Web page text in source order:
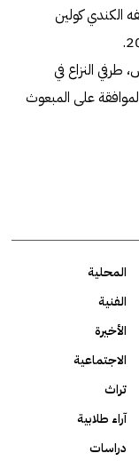
الكندي كولين
طرفي النزاع في
على المبعوث
المحلية
الفنية
الأخيرة
الاجتماعية
تراث
آراء طلابية
دراسات